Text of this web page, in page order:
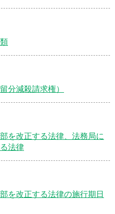
分減殺請求権）
を改正する法律、法務局に
法律
を改正する法律の施行期日